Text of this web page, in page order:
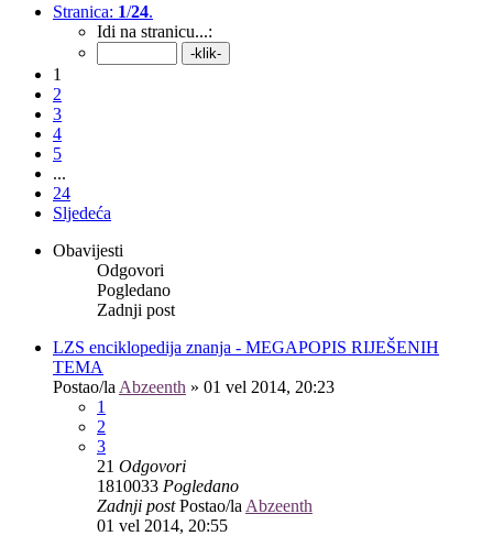
Stranica: 1/24.
Idi na stranicu...:
1
2
3
4
5
...
24
Sljedeća
Obavijesti
Odgovori
Pogledano
Zadnji post
LZS enciklopedija znanja - MEGAPOPIS RIJEŠENIH
TEMA
Postao/la Abzeenth » 01 vel 2014, 20:23
1
2
3
21 Odgovori
1810033 Pogledano
Zadnji postPostao/la Abzeenth
01 vel 2014, 20:55